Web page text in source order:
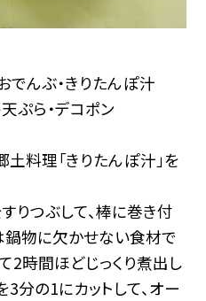
でんぶ・きりたんぽ汁
ぷら・デコポン
料理「きりたんぽ汁」を
すりつぶして、棒に巻き付
鍋物に欠かせない食材で
2時間ほどじっくり煮出し
分の1にカットして、オー